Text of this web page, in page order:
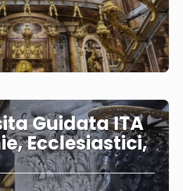
Guidata ITA
Ecclesiastici,